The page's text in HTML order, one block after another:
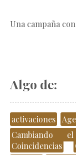
Una campaña
Algo de:
activaciones
Cambiando
Coincidencias